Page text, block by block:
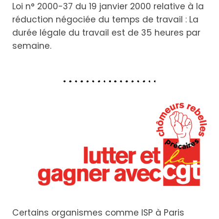
Loi n° 2000-37 du 19 janvier 2000 relative à la
réduction négociée du temps de travail : La
durée légale du travail est de 35 heures par
semaine.
Certains organismes comme ISP à Paris